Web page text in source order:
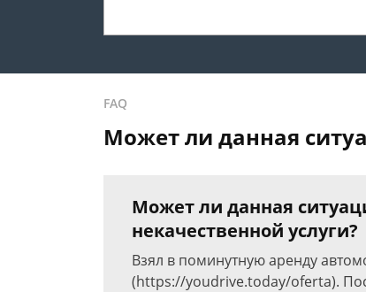
FAQ
Может ли данная
Может ли данная
некачественной услуги?
Взял в поминутную аренду
(https://youdrive.today/oferta).